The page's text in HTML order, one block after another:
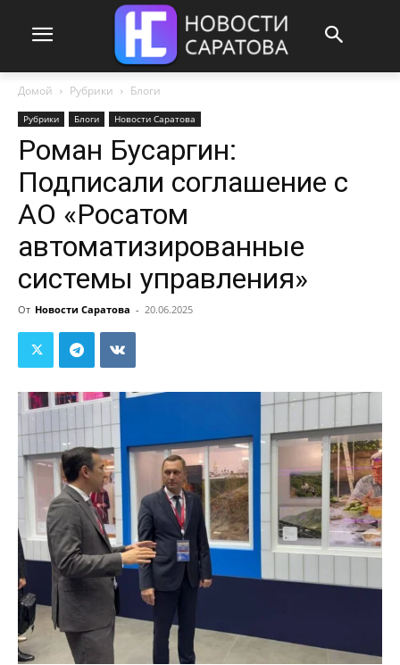
Домой Рубрики Блоги
Рубрики Блоги Новости Саратова
Роман Бусаргин:
Подписали соглашение с
АО «Росатом
автоматизированные
системы управления»
От Новости Саратова - 20.06.2025